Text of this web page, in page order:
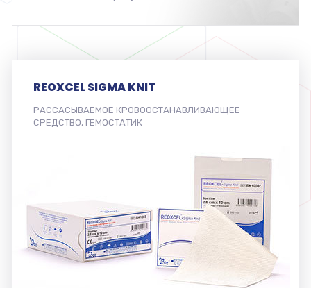
REOXCEL SIGMA KNIT
РАССАСЫВАЕМОЕ КРОВООСТАНАВЛИВАЮЩЕЕ
СРЕДСТВО, ГЕМОСТАТИК